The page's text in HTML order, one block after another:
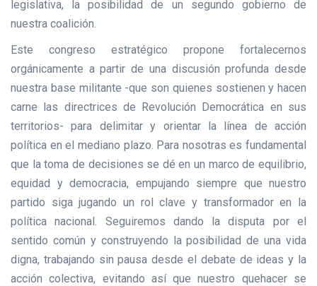
legislativa, la posibilidad de un segundo gobierno de
nuestra coalición.
Este congreso estratégico propone fortalecernos
orgánicamente a partir de una discusión profunda desde
nuestra base militante -que son quienes sostienen y hacen
carne las directrices de Revolución Democrática en sus
territorios- para delimitar y orientar la línea de acción
política en el mediano plazo. Para nosotras es fundamental
que la toma de decisiones se dé en un marco de equilibrio,
equidad y democracia, empujando siempre que nuestro
partido siga jugando un rol clave y transformador en la
política nacional. Seguiremos dando la disputa por el
sentido común y construyendo la posibilidad de una vida
digna, trabajando sin pausa desde el debate de ideas y la
acción colectiva, evitando así que nuestro quehacer se